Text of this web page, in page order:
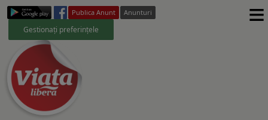
Publica Anunt Anunturi
Gestionați preferințele ≡